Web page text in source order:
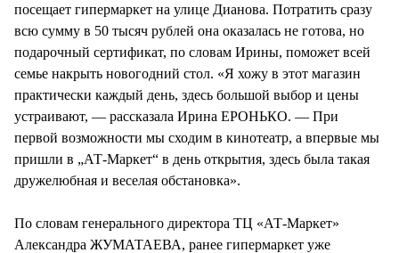
посещает гипермаркет на улице Дианова. Потратить сразу
всю сумму в 50 тысяч рублей она оказалась не готова, но
подарочный сертификат, по словам Ирины, поможет всей
семье накрыть новогодний стол. «Я хожу в этот магазин
практически каждый день, здесь большой выбор и цены
устраивают, — рассказала Ирина ЕРОНЬКО. — При
первой возможности мы сходим в кинотеатр, а впервые мы
пришли в „АТ-Маркет“ в день открытия, здесь была такая
дружелюбная и веселая обстановка».
По словам генерального директора ТЦ «АТ-Маркет»
Александра ЖУМАТАЕВА, ранее гипермаркет уже